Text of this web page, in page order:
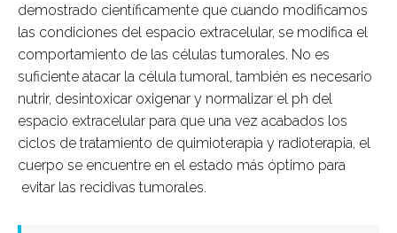
demostrado científicamente que cuando modificamos
las condiciones del espacio extracelular, se modifica el
comportamiento de las células tumorales. No es
suficiente atacar la célula tumoral, también es necesario
nutrir, desintoxicar oxigenar y normalizar el ph del
espacio extracelular para que una vez acabados los
ciclos de tratamiento de quimioterapia y radioterapia, el
cuerpo se encuentre en el estado más óptimo para
evitar las recidivas tumorales.